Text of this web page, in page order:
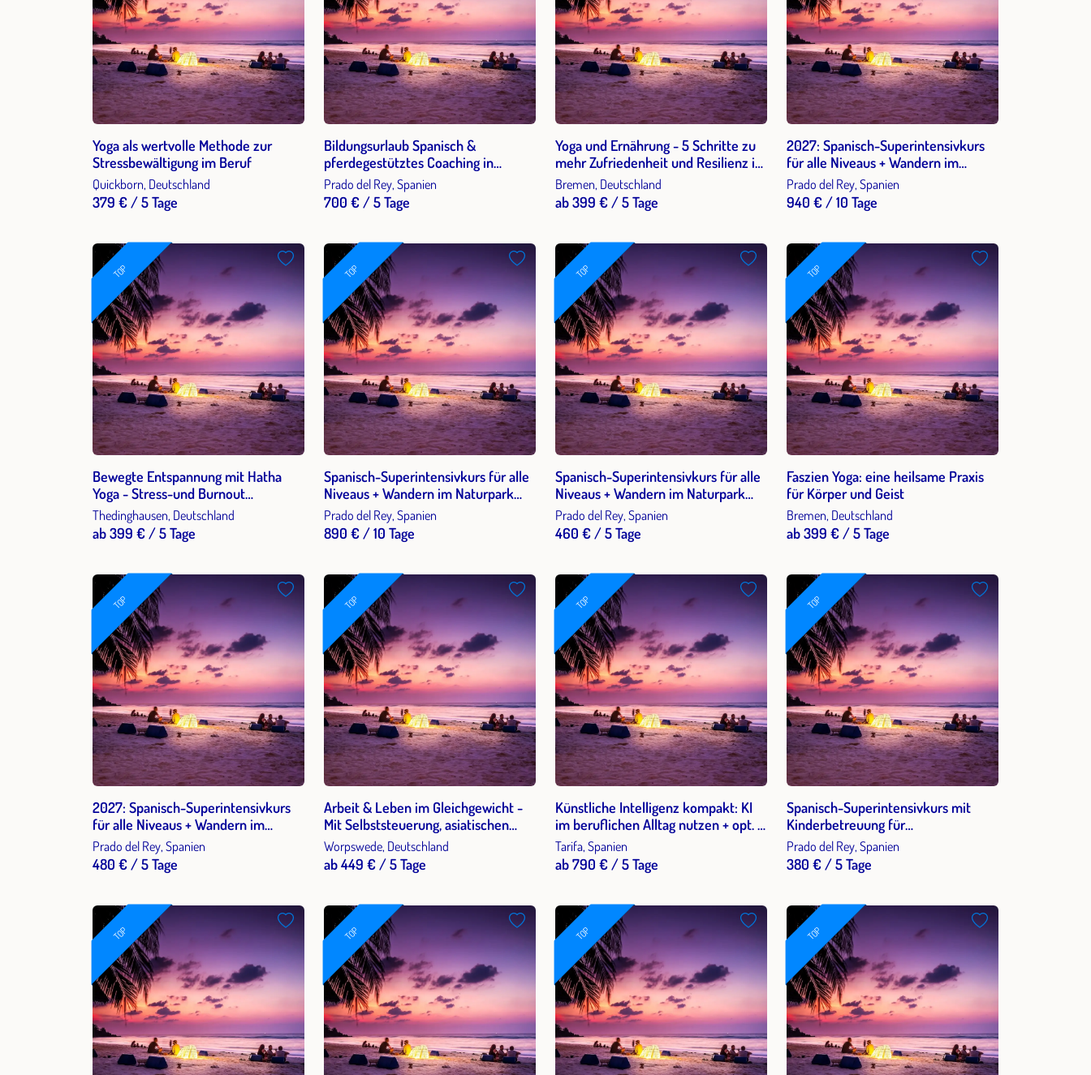
Yoga als wertvolle Methode zur
Stressbewältigung im Beruf
Quickborn, Deutschland
379 € / 5 Tage
Bildungsurlaub Spanisch &
pferdegestütztes Coaching in
Andalusien 2027
Prado del Rey, Spanien
700 € / 5 Tage
Yoga und Ernährung - 5 Schritte zu
mehr Zufriedenheit und Resilienz im
(Arbeits-) Alltag
Bremen, Deutschland
ab 399 € / 5 Tage
2027: Spanisch-Superintensivkurs
für alle Niveaus + Wandern im
Naturpark Sierra de Grazalema in
Andalusien 2 Wochen 2026
Prado del Rey, Spanien
940 € / 10 Tage
TOP
Bewegte Entspannung mit Hatha
Yoga - Stress-und Burnout
Prophylaxe im Berufsalltag
Thedinghausen, Deutschland
ab 399 € / 5 Tage
TOP
Spanisch-Superintensivkurs für alle
Niveaus + Wandern im Naturpark
Sierra de Grazalema in Andalusien 2
Wochen 2026
Prado del Rey, Spanien
890 € / 10 Tage
TOP
Spanisch-Superintensivkurs für alle
Niveaus + Wandern im Naturpark
Sierra de Grazalema in Andalusien 1
Woche 2026
Prado del Rey, Spanien
460 € / 5 Tage
TOP
Faszien Yoga: eine heilsame Praxis
für Körper und Geist
Bremen, Deutschland
ab 399 € / 5 Tage
TOP
2027: Spanisch-Superintensivkurs
für alle Niveaus + Wandern im
Naturpark Sierra de Grazalema in
Andalusien 1 Woche
Prado del Rey, Spanien
480 € / 5 Tage
TOP
Arbeit & Leben im Gleichgewicht -
Mit Selbststeuerung, asiatischen
Weisheitslehren und Yogapraxis die
Arbeitsfähigkeit unter Belastung
sichern
Worpswede, Deutschland
ab 449 € / 5 Tage
TOP
Künstliche Intelligenz kompakt: KI
im beruflichen Alltag nutzen + opt. 6
ÜN + Kitekurs / Kitesurfen in Tarifa,
Spanien
Tarifa, Spanien
ab 790 € / 5 Tage
TOP
Spanisch-Superintensivkurs mit
Kinderbetreuung für
Alleinerziehende und Eltern in den
Sommerferien 2026
Prado del Rey, Spanien
380 € / 5 Tage
TOP TOP TOP TOP